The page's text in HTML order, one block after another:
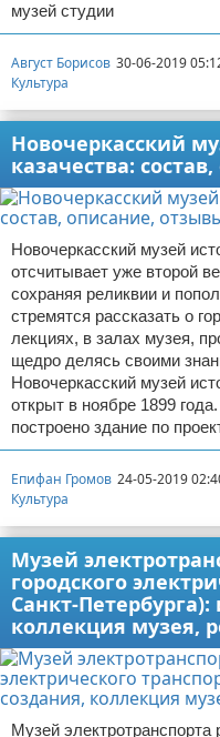
музей студии
Август Борисов 30-06-2019
Культура
Новочеркасский
казачества:
Новочеркасский музей
отсчитывает уже второй
сохраняя реликвии и
стремятся рассказать о
лекциях, в залах музея,
щедро делясь своими
Новочеркасский музей
открыт в ноябре 1899
построено здание по
Епифан Громов 24-05-2019
Культура
Музей
городского
Санкт-
коллекция музея,
Музей электротранспорта